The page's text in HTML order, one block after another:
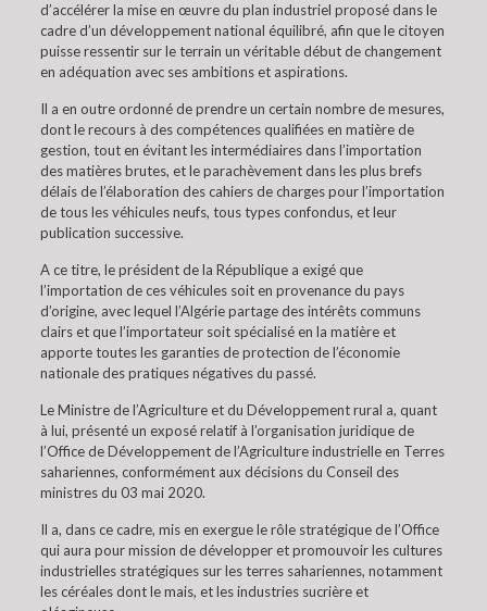
d’accélérer la mise en œuvre du plan industriel proposé dans le
cadre d’un développement national équilibré, afin que le citoyen
puisse ressentir sur le terrain un véritable début de changement
en adéquation avec ses ambitions et aspirations.
Il a en outre ordonné de prendre un certain nombre de mesures,
dont le recours à des compétences qualifiées en matière de
gestion, tout en évitant les intermédiaires dans l’importation
des matières brutes, et le parachèvement dans les plus brefs
délais de l’élaboration des cahiers de charges pour l’importation
de tous les véhicules neufs, tous types confondus, et leur
publication successive.
A ce titre, le président de la République a exigé que
l’importation de ces véhicules soit en provenance du pays
d’origine, avec lequel l’Algérie partage des intérêts communs
clairs et que l’importateur soit spécialisé en la matière et
apporte toutes les garanties de protection de l’économie
nationale des pratiques négatives du passé.
Le Ministre de l’Agriculture et du Développement rural a, quant
à lui, présenté un exposé relatif à l’organisation juridique de
l’Office de Développement de l’Agriculture industrielle en Terres
sahariennes, conformément aux décisions du Conseil des
ministres du 03 mai 2020.
Il a, dans ce cadre, mis en exergue le rôle stratégique de l’Office
qui aura pour mission de développer et promouvoir les cultures
industrielles stratégiques sur les terres sahariennes, notamment
les céréales dont le mais, et les industries sucrière et